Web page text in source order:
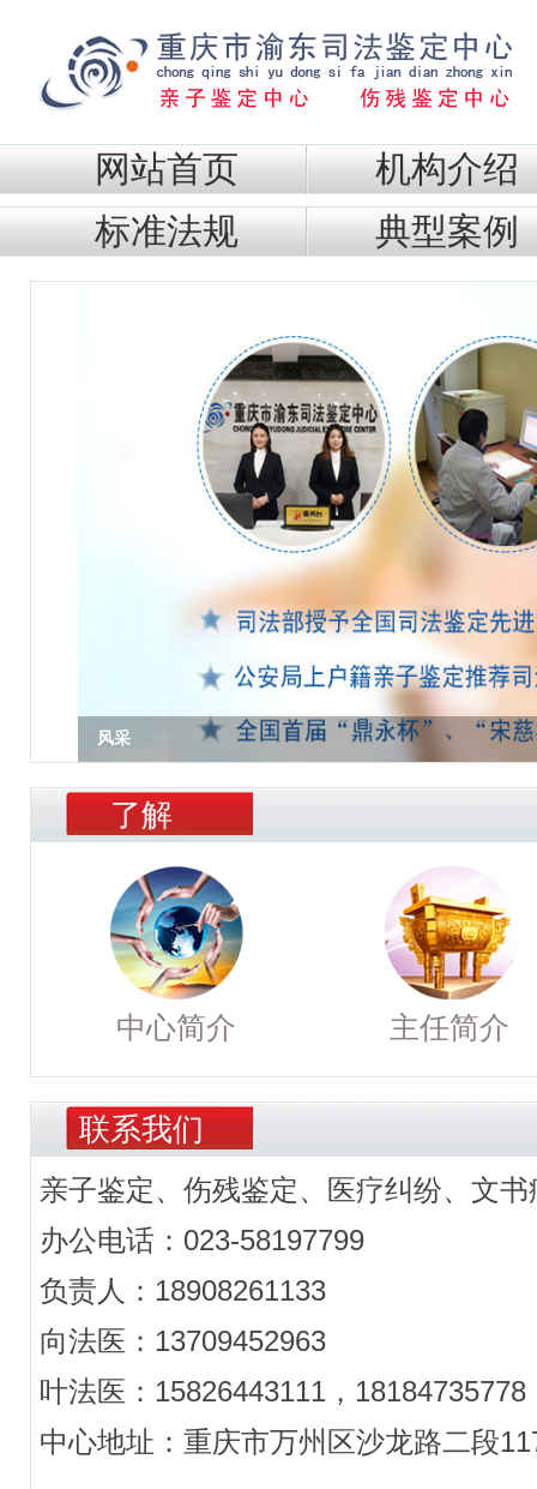
网站首页
机构介绍
标准法规
典型案例
风采
了解
中心简介 主任简介
联系我们
亲子鉴定、伤残鉴定、医疗纠纷、文
办公电话：023-58197799
负责人：18908261133
向法医：13709452963
叶法医：15826443111，18184735778
中心地址：重庆市万州区沙龙路二段